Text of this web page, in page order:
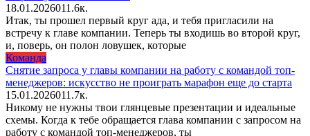
18.01.2026011.6к.
Итак, ты прошел первый круг ада, и тебя пригласили на
встречу к главе компании. Теперь ты входишь во второй круг,
и, поверь, он полон ловушек, которые
Команда
Снятие запроса у главы компании на работу с командой топ-
менеджеров: искусство не проиграть марафон еще до старта
15.01.2026011.7к.
Никому не нужны твои глянцевые презентации и идеальные
схемы. Когда к тебе обращается глава компании с запросом на
работу с командой топ-менеджеров, ты